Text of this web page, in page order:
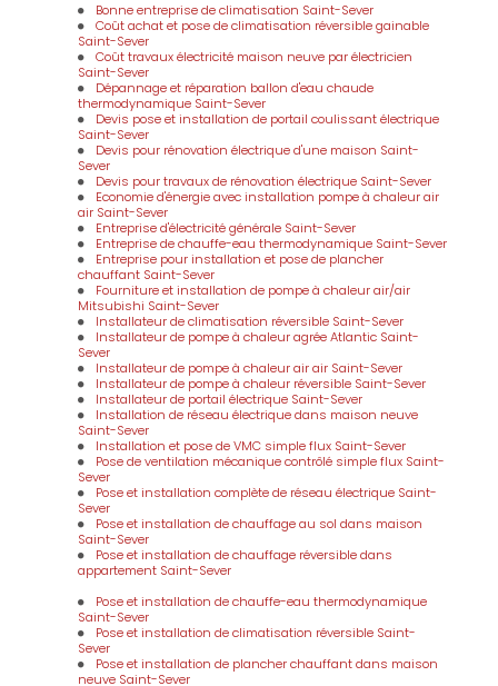
Bonne entreprise de climatisation Saint-Sever
Coût achat et pose de climatisation réversible gainable
Saint-Sever
Coût travaux électricité maison neuve par électricien
Saint-Sever
Dépannage et réparation ballon d'eau chaude
thermodynamique Saint-Sever
Devis pose et installation de portail coulissant électrique
Saint-Sever
Devis pour rénovation électrique d'une maison Saint-
Sever
Devis pour travaux de rénovation électrique Saint-Sever
Economie d'énergie avec installation pompe à chaleur air
air Saint-Sever
Entreprise d'électricité générale Saint-Sever
Entreprise de chauffe-eau thermodynamique Saint-Sever
Entreprise pour installation et pose de plancher
chauffant Saint-Sever
Fourniture et installation de pompe à chaleur air/air
Mitsubishi Saint-Sever
Installateur de climatisation réversible Saint-Sever
Installateur de pompe à chaleur agrée Atlantic Saint-
Sever
Installateur de pompe à chaleur air air Saint-Sever
Installateur de pompe à chaleur réversible Saint-Sever
Installateur de portail électrique Saint-Sever
Installation de réseau électrique dans maison neuve
Saint-Sever
Installation et pose de VMC simple flux Saint-Sever
Pose de ventilation mécanique contrôlé simple flux Saint-
Sever
Pose et installation complète de réseau électrique Saint-
Sever
Pose et installation de chauffage au sol dans maison
Saint-Sever
Pose et installation de chauffage réversible dans
appartement Saint-Sever
Pose et installation de chauffe-eau thermodynamique
Saint-Sever
Pose et installation de climatisation réversible Saint-
Sever
Pose et installation de plancher chauffant dans maison
neuve Saint-Sever